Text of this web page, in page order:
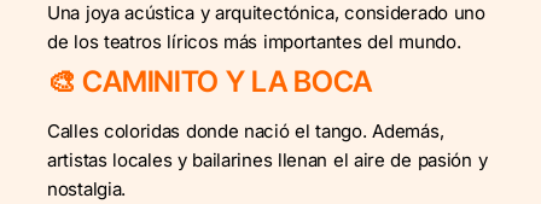
Una joya acústica y arquitectónica, considerado uno
de los teatros líricos más importantes del mundo.
🎨 CAMINITO Y LA BOCA
Calles coloridas donde nació el tango. Además,
artistas locales y bailarines llenan el aire de pasión y
nostalgia.